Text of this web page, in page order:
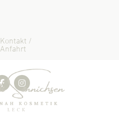
Kontakt /
Anfahrt